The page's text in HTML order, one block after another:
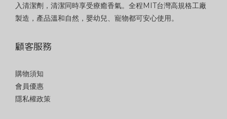
入清潔劑，清潔同時享受療癒香氣。全程MIT台灣高規格工廠
製造，產品溫和自然，嬰幼兒、寵物都可安心使用。
顧客服務
購物須知
會員優惠
隱私權政策